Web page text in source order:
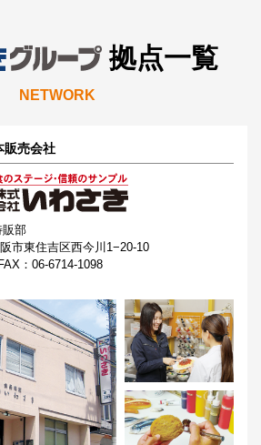
拠点一覧
NETWORK
販売会社
部
市東住吉区西今川1−20-10
：06-6714-1098